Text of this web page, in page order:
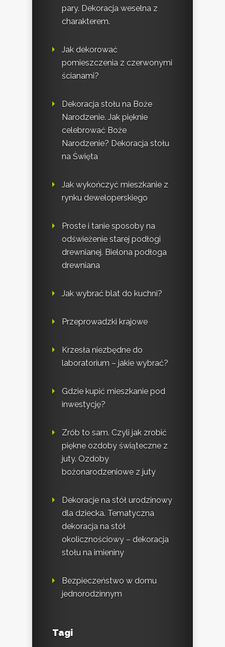
pary. Dekoracja weselna z
charakterem.
Jak dekorować
pomieszczenia z czerwonymi
ścianami?
Dekoracja stołu na Boże
Narodzenie. Jak pięknie
celebrować Boże
Narodzenie? Dekoracja stołu
na Święta
Jak wykończyć mieszkanie z
rynku deweloperskiego
Proste i tanie sposoby na
odświeżenie starej podłogi
drewnianej. Bielona podłoga
drewniana
Jak wybrać blat do kuchni?
Przeprowadzki krajowe
Krzesła niezbędne do
laboratorium – jakie wybrać?
Gdzie kupić mieszkanie pod
inwestycję?
Zrób to sam. Czyli jak zrobić
piękne ozdoby świąteczne z
juty. Ozdoby
bożonarodzeniowe z juty
Dekoracje na stół urodzinowy
dla dziecka. Tematyczna
dekoracja na stół
okolicznościowy – dekoracja
stołu na imieniny
Bezpieczeństwo w domu
jednorodzinnym
Tagi